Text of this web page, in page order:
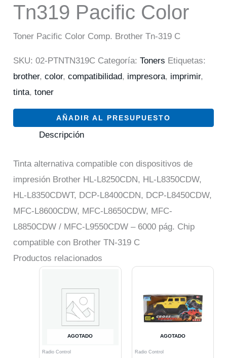
Tn319 Pacific Color
Toner Pacific Color Comp. Brother Tn-319 C
SKU:02-PTNTN319C Categoría:Toners Etiquetas:
brother,color,compatibilidad, impresora, imprimir,
tinta,toner
AÑADIR AL PRESUPUESTO
Descripción
Tinta alternativa compatible con dispositivos de
impresión Brother HL-L8250CDN, HL-L8350CDW,
HL-L8350CDWT, DCP-L8400CDN, DCP-L8450CDW,
MFC-L8600CDW, MFC-L8650CDW, MFC-
L8850CDW / MFC-L9550CDW – 6000 pág. Chip
compatible con Brother TN-319 C
Productos relacionados
AGOTADO
Radio Control
AGOTADO
Radio Control